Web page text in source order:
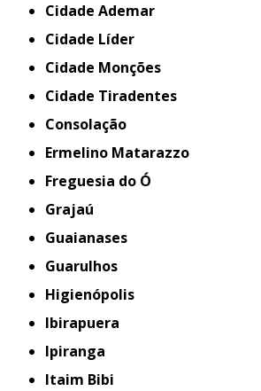
Cidade Ademar
Cidade Líder
Cidade Monções
Cidade Tiradentes
Consolação
Ermelino Matarazzo
Freguesia do Ó
Grajaú
Guaianases
Guarulhos
Higienópolis
Ibirapuera
Ipiranga
Itaim Bibi